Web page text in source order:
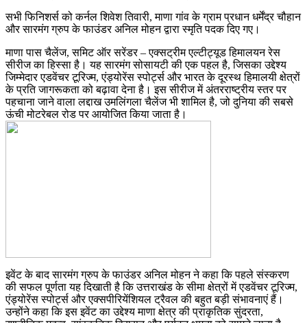
सभी फिनिशर्स को कर्नल शिवेश तिवारी, माणा गांव के ग्राम प्रधान धर्मेंद्र चौहान
और सारमंग ग्रुप के फाउंडर अनिल मोहन द्वारा स्मृति पदक दिए गए।
माणा पास चैलेंज, समिट ऑर सरेंडर – एक्सट्रीम एल्टीट्यूड हिमालयन रेस
सीरीज का हिस्सा है। यह सारमंग सोसायटी की एक पहल है, जिसका उद्देश्य
जिम्मेदार एडवेंचर टूरिज्म, एंड्योरेंस स्पोर्ट्स और भारत के दूरस्थ हिमालयी क्षेत्रों
के प्रति जागरूकता को बढ़ावा देना है। इस सीरीज में अंतरराष्ट्रीय स्तर पर
पहचाना जाने वाला लद्दाख उमलिंगला चैलेंज भी शामिल है, जो दुनिया की सबसे
ऊंची मोटरेबल रोड पर आयोजित किया जाता है।
इवेंट के बाद सारमंग ग्रुप के फाउंडर अनिल मोहन ने कहा कि पहले संस्करण
की सफल पूर्णता यह दिखाती है कि उत्तराखंड के सीमा क्षेत्रों में एडवेंचर टूरिज्म,
एंड्योरेंस स्पोर्ट्स और एक्सपीरियेंशियल ट्रैवल की बहुत बड़ी संभावनाएं हैं।
उन्होंने कहा कि इस इवेंट का उद्देश्य माणा क्षेत्र की प्राकृतिक सुंदरता,